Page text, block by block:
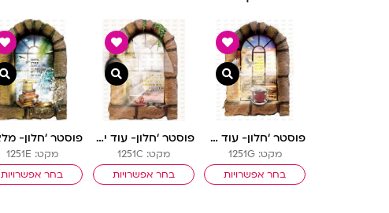
פוסטר ‘חלון- עוד אבנך ונבנת’ | חלונות גלות וגאולה
מקט: 1251G
בחר אפשרויות
צפייה מהירה
פוסטר ‘חלון- עוד ישבו זקנים וזקנות’ | חלונות גלות וגאולה
מקט: 1251C
בחר אפשרויות
צפייה מהירה
מקט: 1251E
בחר אפשרויות